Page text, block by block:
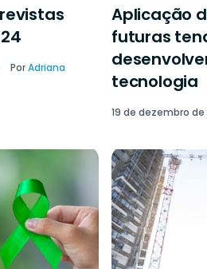
PorAdriana
Aplicação
futuras
tecnologia
19 de dezembro de